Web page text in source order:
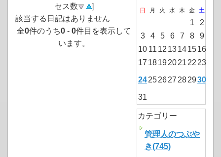
セス数
]
該当する日記はありません
全0件のうち0 - 0件目を表示して
います。
日 月 火 水 木 金 土
1
2
3
4 5 6 7 8
9
10 11 12 13141516
17 18192021 22 23
24252627 282930
31
カテゴリー
管理人のつぶや
き(745)